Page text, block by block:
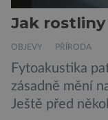
Jak
OBJEVY PŘÍRODA
Fytoakustika
zásadně mění
Ještě před